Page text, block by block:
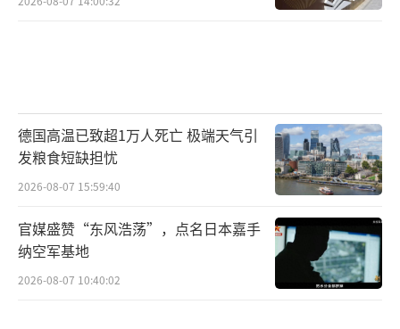
德国高温已致超1万人死亡 极端天气引
发粮食短缺担忧
2026-08-07 15:59:40
官媒盛赞“东风浩荡”，点名日本嘉手
纳空军基地
2026-08-07 10:40:02